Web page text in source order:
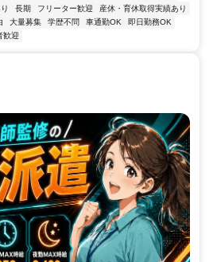
長期 フリーター歓迎
産休・育休取得実績あり
大量募集 学歴不問 車通勤OK
即日勤務OK
歓迎